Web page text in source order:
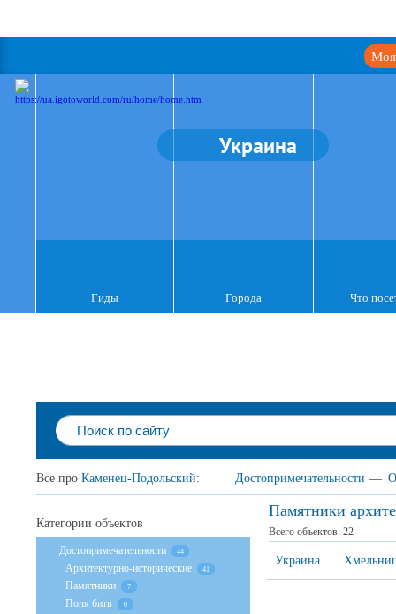
Моя
Украина
Гиды Города Что
Все про Каменец-Подольский: Достопримечательности —
Памятники
Всего объектов: 22
Украина
Категории объектов
Достопримечательности 44
Архитектурно-исторические 41
Памятники 7
Поля битв 0